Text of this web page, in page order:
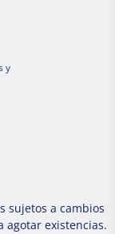
y
sujetos a cambios
agotar existencias.